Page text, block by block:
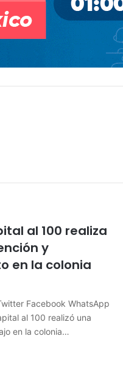
al 100 realiza
y
en la colonia
Facebook WhatsApp
al 100 realizó una
en la colonia…